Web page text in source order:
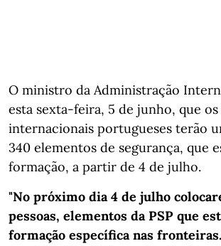
O ministro da Administração
esta sexta-feira, 5 de junho, que
internacionais portugueses terão
340 elementos de segurança, que
formação, a partir de 4 de julho.
"No próximo dia 4 de julho
pessoas, elementos da PSP que
formação específica nas